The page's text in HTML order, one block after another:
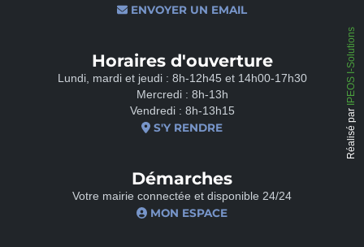
ENVOYER UN EMAIL
Horaires d'ouverture
Lundi, mardi et jeudi : 8h-12h45 et 14h00-17h30
Mercredi : 8h-13h
Vendredi : 8h-13h15
S'Y RENDRE
Démarches
Votre mairie connectée et disponible 24/24
MON ESPACE
Réalisé par
IPEOS I-Solutions